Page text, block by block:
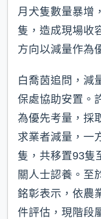
月犬隻數量暴增
隻，造成現場收
方向以減量作為
白喬茵追問，減
保處協助安置。
為優先考量，採
求業者減量，一
隻，共移置93隻
關人士認養。至
銘彰表示，依農
件評估，現階段